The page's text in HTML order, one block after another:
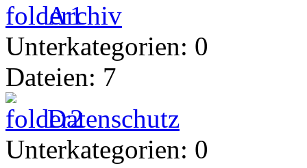
Archiv
Unterkategorien: 0
Dateien: 7
Datenschutz
Unterkategorien: 0